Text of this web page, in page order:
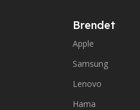
Brendet
Apple
Samsung
Lenovo
Hama